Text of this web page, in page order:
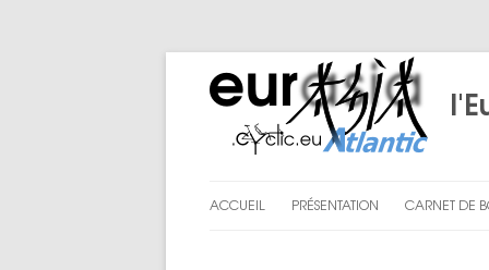
ACCUEIL PRÉSENTATION CARNET DE